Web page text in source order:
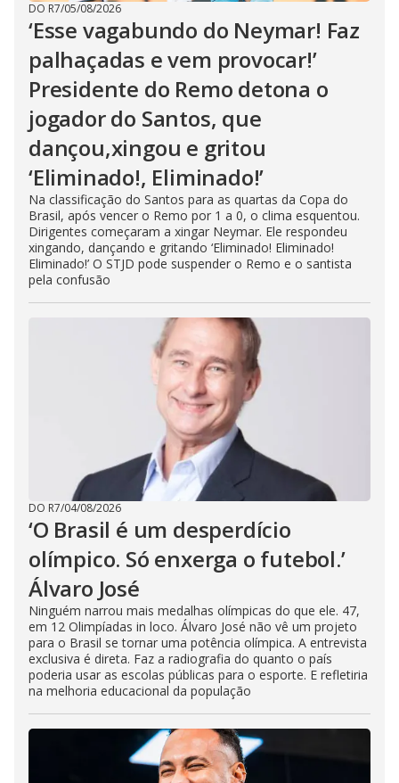
DO R7/05/08/2026
‘Esse vagabundo do Neymar! Faz
palhaçadas e vem provocar!’
Presidente do Remo detona o
jogador do Santos, que
dançou,xingou e gritou
‘Eliminado!, Eliminado!’
Na classificação do Santos para as quartas da Copa do
Brasil, após vencer o Remo por 1 a 0, o clima esquentou.
Dirigentes começaram a xingar Neymar. Ele respondeu
xingando, dançando e gritando ‘Eliminado! Eliminado!
Eliminado!’ O STJD pode suspender o Remo e o santista
pela confusão
DO R7/04/08/2026
‘O Brasil é um desperdício
olímpico. Só enxerga o futebol.’
Álvaro José
Ninguém narrou mais medalhas olímpicas do que ele. 47,
em 12 Olimpíadas in loco. Álvaro José não vê um projeto
para o Brasil se tornar uma potência olímpica. A entrevista
exclusiva é direta. Faz a radiografia do quanto o país
poderia usar as escolas públicas para o esporte. E refletiria
na melhoria educacional da população